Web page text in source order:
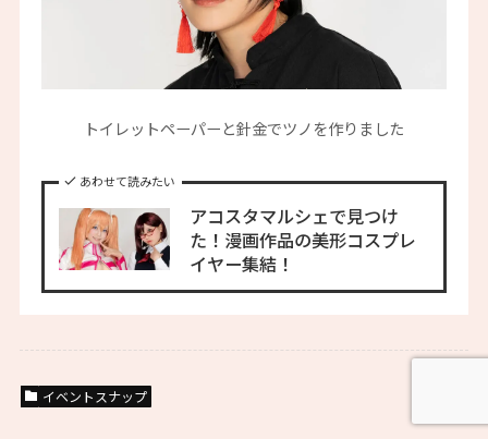
トイレットペーパーと針金でツノを作りました
あわせて読みたい
アコスタマルシェで見つけ
た！漫画作品の美形コスプレ
イヤー集結！
イベントスナップ